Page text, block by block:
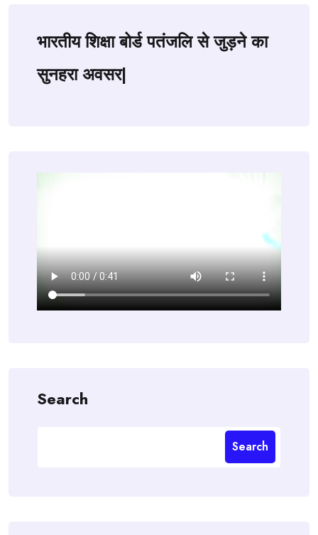
भारतीय शिक्षा बोर्ड पतंजलि से जुड़ने का
सुनहरा अवसर|
Search
Search